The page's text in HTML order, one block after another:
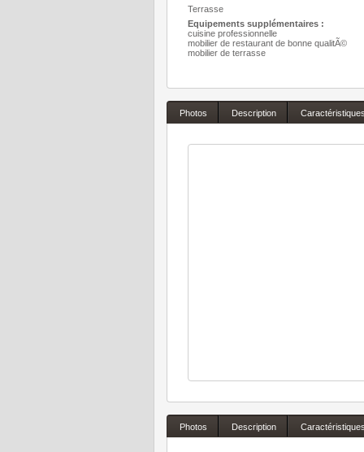
Terrasse
Equipements supplémentaires :
cuisine professionnelle
mobilier de restaurant de bonne qualitÃ©
mobilier de terrasse
Photos Description
Photos Description